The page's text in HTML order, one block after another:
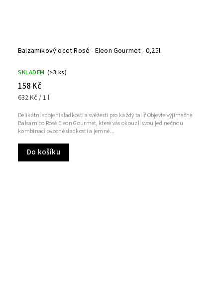
Balzamikový ocet Rosé - Eleon Gourmet - 0,25l
SKLADEM (>3 ks)
158 Kč
632 Kč / 1 l
Do košíku
Delikátní spojení sladkosti a svěžesti pro každý talíř Objevte výjimečné
Balsamico Rosé Eleon Gourmet, které vás okouzlí svou jedinečnou
kombinací ovocné sladkosti a jemné...